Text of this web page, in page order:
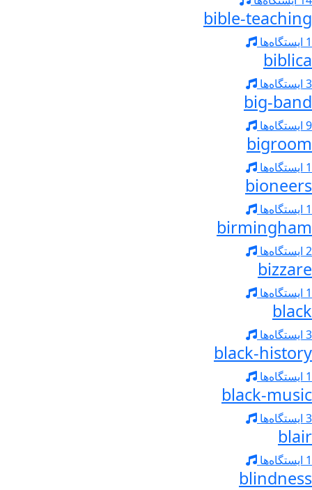
bible-teaching
1 ایستگاه‌ها
biblica
3 ایستگاه‌ها
big-band
9 ایستگاه‌ها
bigroom
1 ایستگاه‌ها
bioneers
1 ایستگاه‌ها
birmingham
2 ایستگاه‌ها
bizzare
1 ایستگاه‌ها
black
3 ایستگاه‌ها
black-history
1 ایستگاه‌ها
black-music
3 ایستگاه‌ها
blair
1 ایستگاه‌ها
blindness